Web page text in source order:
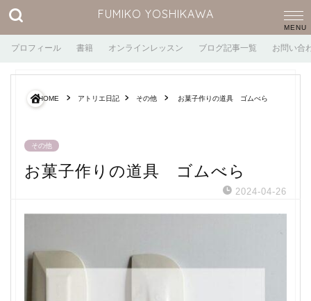
FUMIKO YOSHIKAWA
プロフィール 書籍 オンラインレッスン ブログ記事一覧 お問い合
HOME アトリエ日記 その他 お菓子作りの道具 ゴムべら
その他
お菓子作りの道具 ゴムべら
2024-04-26